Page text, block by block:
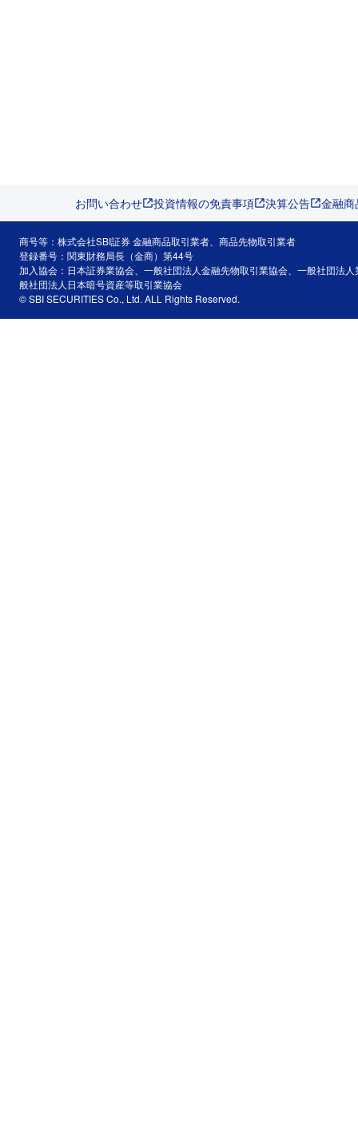
お問い合わせ 投資情報の免責事項 決算公告 金融
商号等：株式会社SBI証券 金融商品取引業者、商品先物取引業者
登録番号：関東財務局長（金商）第44号
加入協会：日本証券業協会、一般社団法人金融先物取引業協会、一般社団法
般社団法人日本暗号資産等取引業協会
© SBI SECURITIES Co., Ltd. ALL Rights Reserved.